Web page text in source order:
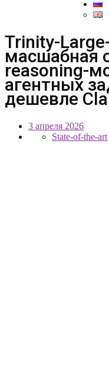
Trinity-
масшабная
reasoning-
агентных
дешевле
3 апреля 2026
State-of-the-art